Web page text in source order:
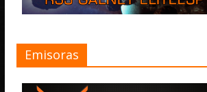
Emisoras